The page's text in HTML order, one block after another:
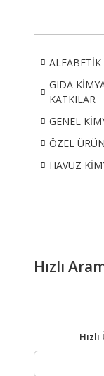
GIDA
KATKILAR
GENEL
ÖZEL
HAVUZ
Hızlı